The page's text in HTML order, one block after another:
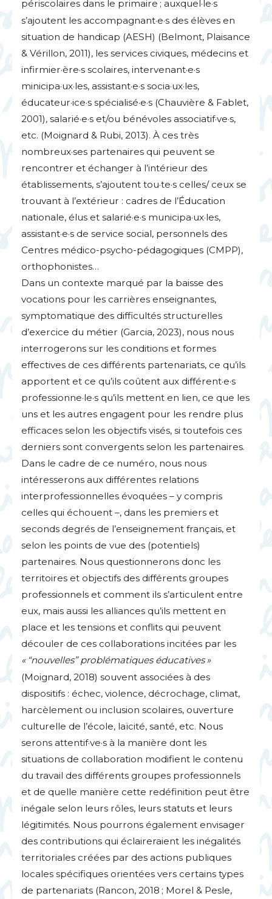
périscolaires dans le primaire ; auxquel · le·s
s’ajoutent les accompagnant·e·s des élèves en
situation de handicap (AESH) (Belmont, Plaisance
& Vérillon, 2011), les services civiques, médecins et
infirmier·ère·s scolaires, intervenant·e·s
minicipa·ux·les, assistant·e·s socia·ux·les,
éducateur·ice·s spécialisé·e·s (Chauvière & Fablet,
2001), salarié·e·s et/ou bénévoles associatif·ve·s,
etc. (Moignard & Rubi, 2013). À ces très
nombreux·ses partenaires qui peuvent se
rencontrer et échanger à l’intérieur des
établissements, s’ajoutent tou·te·s celles/ ceux se
trouvant à l’extérieur : cadres de l’Éducation
nationale, élus et salarié·e·s municipa·ux·les,
assistant·e·s de service social, personnels des
Centres médico-psycho-pédagogiques (CMPP),
orthophonistes…
Dans un contexte marqué par la baisse des
vocations pour les carrières enseignantes,
symptomatique des difficultés structurelles
d’exercice du métier (Garcia, 2023), nous nous
interrogerons sur les conditions et formes
effectives de ces différents partenariats, ce qu’ils
apportent et ce qu’ils coûtent aux différent·e·s
professionne·le·s qu’ils mettent en lien, ce que les
uns et les autres engagent pour les rendre plus
efficaces selon les objectifs visés, si toutefois ces
derniers sont convergents selon les partenaires.
Dans le cadre de ce numéro, nous nous
intéresserons aux différentes relations
interprofessionnelles évoquées – y compris
celles qui échouent –, dans les premiers et
seconds degrés de l’enseignement français, et
selon les points de vue des (potentiels)
partenaires. Nous questionnerons donc les
territoires et objectifs des différents groupes
professionnels et comment ils s’articulent entre
eux, mais aussi les alliances qu’ils mettent en
place et les tensions et conflits qui peuvent
découler de ces collaborations incitées par les
« “nouvelles” problématiques éducatives »
(Moignard, 2018) souvent associées à des
dispositifs : échec, violence, décrochage, climat,
harcèlement ou inclusion scolaires, ouverture
culturelle de l’école, laïcité, santé, etc. Nous
serons attentif·ve·s à la manière dont les
situations de collaboration modifient le contenu
du travail des différents groupes professionnels
et de quelle manière cette redéfinition peut être
inégale selon leurs rôles, leurs statuts et leurs
légitimités. Nous pourrons également envisager
des contributions qui éclaireraient les inégalités
territoriales créées par des actions publiques
locales spécifiques orientées vers certains types
de partenariats (Rancon, 2018 ; Morel & Pesle,